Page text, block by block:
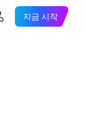
지금 시작